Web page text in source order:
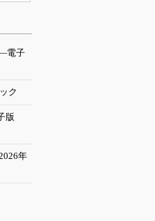
電子
ク
版
年